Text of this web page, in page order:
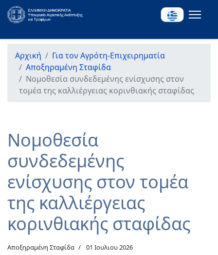
Αρχική
Για τον Αγρότη-Επιχειρηματία
Αποξηραμένη Σταφίδα
Νομοθεσία συνδεδεμένης ενίσχυσης στον
τομέα της καλλιέργειας κορινθιακής σταφίδας
Νομοθεσία
συνδεδεμένης
ενίσχυσης στον τομέα
της καλλιέργειας
κορινθιακής σταφίδας
Αποξηραμένη Σταφίδα 01 Ιουλιου 2026